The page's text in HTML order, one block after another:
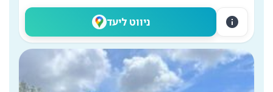
ניווט ליעד info